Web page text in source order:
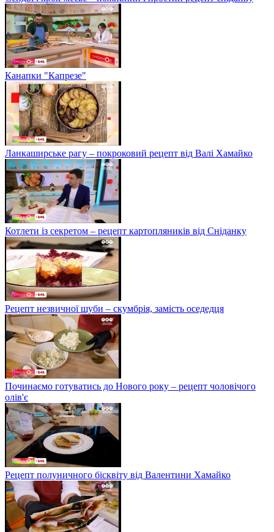
Канапки "Капрезе"
Ланкаширське рагу – покроковий рецепт від Валі Хамайко
Котлети із секретом – рецепт картопляників від Сніданку
Рецепт незвичної шуби – скумбрія, замість оседедця
Починаємо готуватись до Нового року – рецепт чоловічого
олів'є
Рецепт полуничного бісквіту від Валентини Хамайко